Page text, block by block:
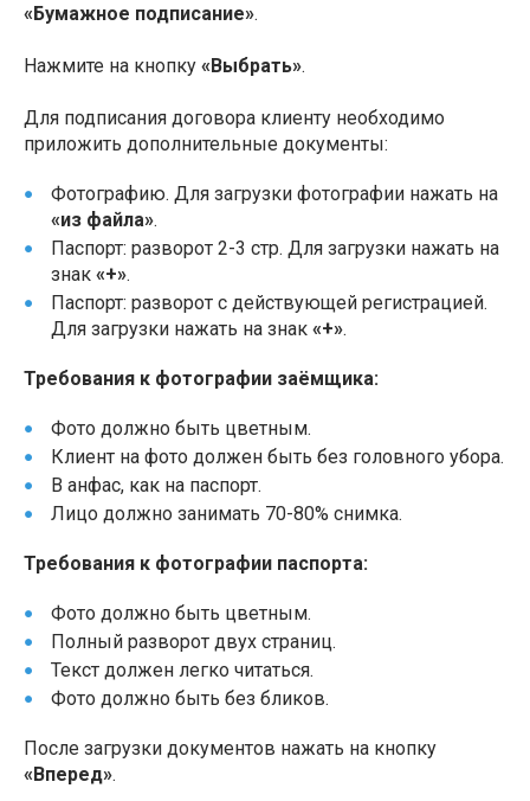
«Бумажное подписание».
Нажмите на кнопку «Выбрать».
Для подписания договора клиенту необходимо
приложить дополнительные документы:
Фотографию. Для загрузки фотографии нажать на
«из файла».
Паспорт: разворот 2-3 стр. Для загрузки нажать на
знак «+».
Паспорт: разворот с действующей регистрацией.
Для загрузки нажать на знак «+».
Требования к фотографии заёмщика:
Фото должно быть цветным.
Клиент на фото должен быть без головного убора.
В анфас, как на паспорт.
Лицо должно занимать 70-80% снимка.
Требования к фотографии паспорта:
Фото должно быть цветным.
Полный разворот двух страниц.
Текст должен легко читаться.
Фото должно быть без бликов.
После загрузки документов нажать на кнопку
«Вперед».